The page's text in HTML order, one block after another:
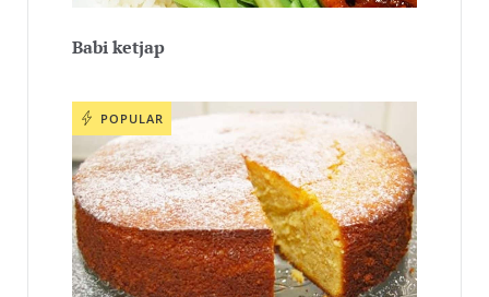
Babi ketjap
POPULAR